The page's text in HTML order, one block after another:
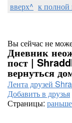
вверх^ к полной
Вы сейчас не
Дневник
пост |
вернуться
Лента друзей
Добавить в друзья
Страницы: